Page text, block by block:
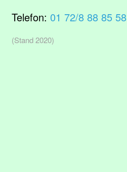
Telefon: 01 72/8 88 85 58
(Stand 2020)